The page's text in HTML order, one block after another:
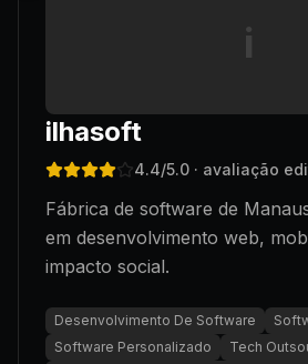
i
ilhasoft
4.4/5.0 · avaliação
Fábrica de software de
em desenvolvimento web,
impacto social.
Desenvolvimento De Software
Software Personalizado
Tech